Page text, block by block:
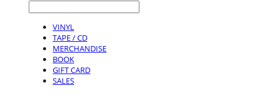
VINYL
TAPE / CD
MERCHANDISE
BOOK
GIFT CARD
SALES